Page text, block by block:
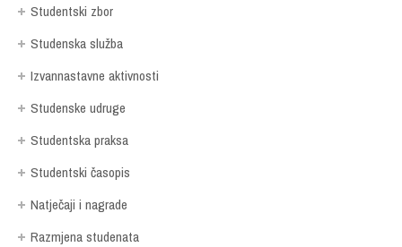
Studentski zbor
Studenska služba
Izvannastavne aktivnosti
Studenske udruge
Studentska praksa
Studentski časopis
Natječaji i nagrade
Razmjena studenata